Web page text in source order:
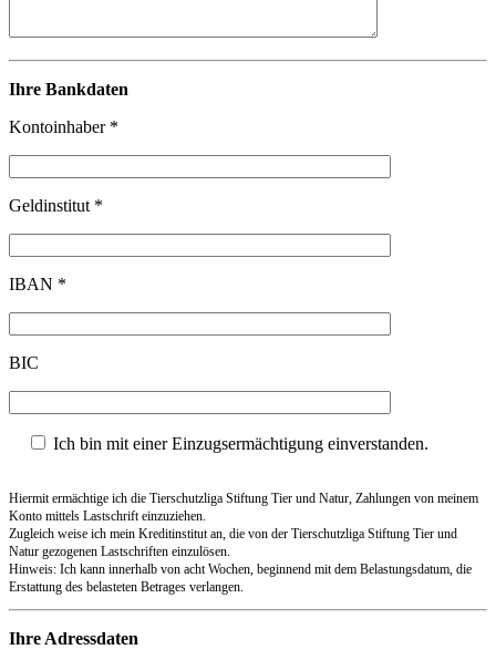
Ihre Bankdaten
Kontoinhaber *
Geldinstitut *
IBAN *
BIC
Ich bin mit einer Einzugsermächtigung einverstanden.
Hiermit ermächtige ich die Tierschutzliga Stiftung Tier und Natur, Zahlungen von meinem
Konto mittels Lastschrift einzuziehen.
Zugleich weise ich mein Kreditinstitut an, die von der Tierschutzliga Stiftung Tier und
Natur gezogenen Lastschriften einzulösen.
Hinweis: Ich kann innerhalb von acht Wochen, beginnend mit dem Belastungsdatum, die
Erstattung des belasteten Betrages verlangen.
Ihre Adressdaten